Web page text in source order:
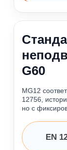
G60
MG12
12756,
но с
EN